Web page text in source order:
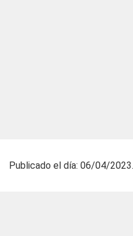
Publicado el día: 06/04/